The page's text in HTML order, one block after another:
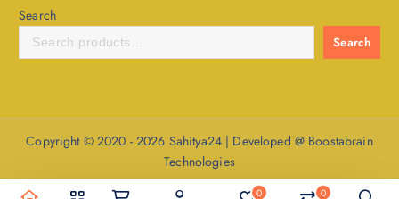
Search
Search
Copyright © 2020 - 2026 Sahitya24 | Developed @ Boostabrain
Technologies
0 0